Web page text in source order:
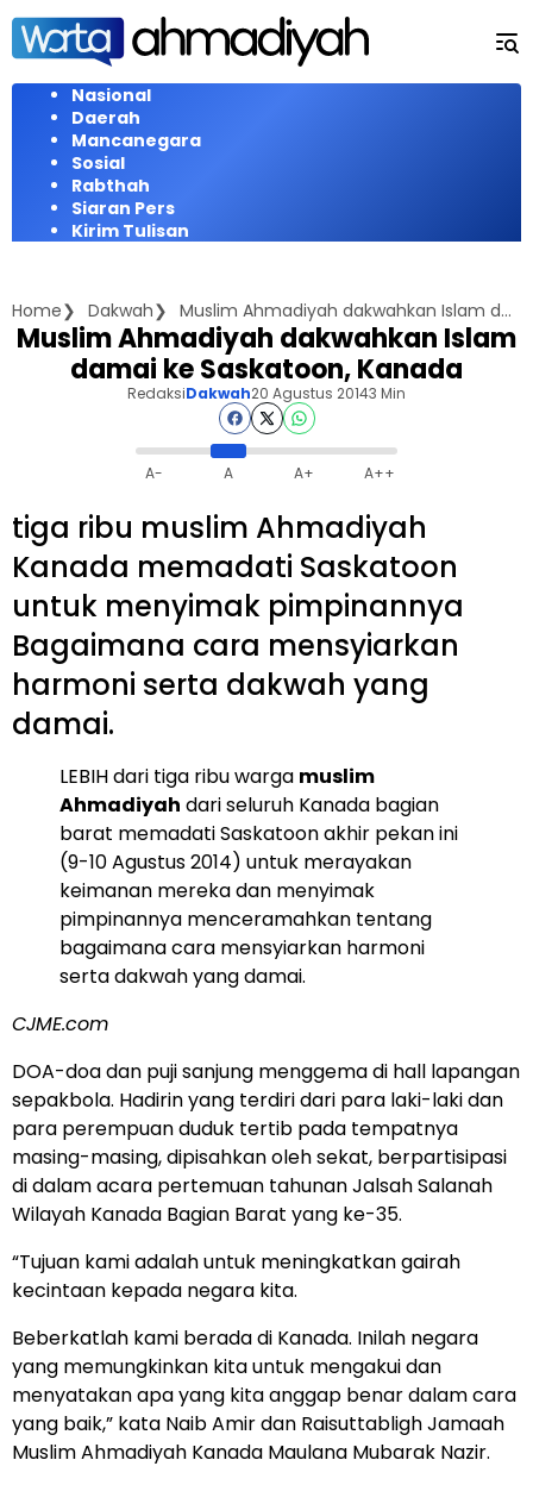
Langsung
konten
Nasional
Daerah
Mancanegara
Sosial
Rabthah
Siaran Pers
Kirim Tulisan
Home Dakwah Muslim Ahmadiyah dakwahkan Islam damai ke Saskatoon, Kanada
Muslim Ahmadiyah dakwahkan Islam
damai ke Saskatoon, Kanada
RedaksiDakwah20 Agustus 20143 Min
A- A A+ A++
tiga ribu muslim Ahmadiyah
Kanada memadati Saskatoon
untuk menyimak pimpinannya
Bagaimana cara mensyiarkan
harmoni serta dakwah yang
damai.
LEBIH dari tiga ribu warga muslim
Ahmadiyah dari seluruh Kanada bagian
barat memadati Saskatoon akhir pekan ini
(9-10 Agustus 2014) untuk merayakan
keimanan mereka dan menyimak
pimpinannya menceramahkan tentang
bagaimana cara mensyiarkan harmoni
serta dakwah yang damai.
CJME.com
DOA-doa dan puji sanjung menggema di hall lapangan
sepakbola. Hadirin yang terdiri dari para laki-laki dan
para perempuan duduk tertib pada tempatnya
masing-masing, dipisahkan oleh sekat, berpartisipasi
di dalam acara pertemuan tahunan Jalsah Salanah
Wilayah Kanada Bagian Barat yang ke-35.
“Tujuan kami adalah untuk meningkatkan gairah
kecintaan kepada negara kita.
Beberkatlah kami berada di Kanada. Inilah negara
yang memungkinkan kita untuk mengakui dan
menyatakan apa yang kita anggap benar dalam cara
yang baik,” kata Naib Amir dan Raisuttabligh Jamaah
Muslim Ahmadiyah Kanada Maulana Mubarak Nazir.